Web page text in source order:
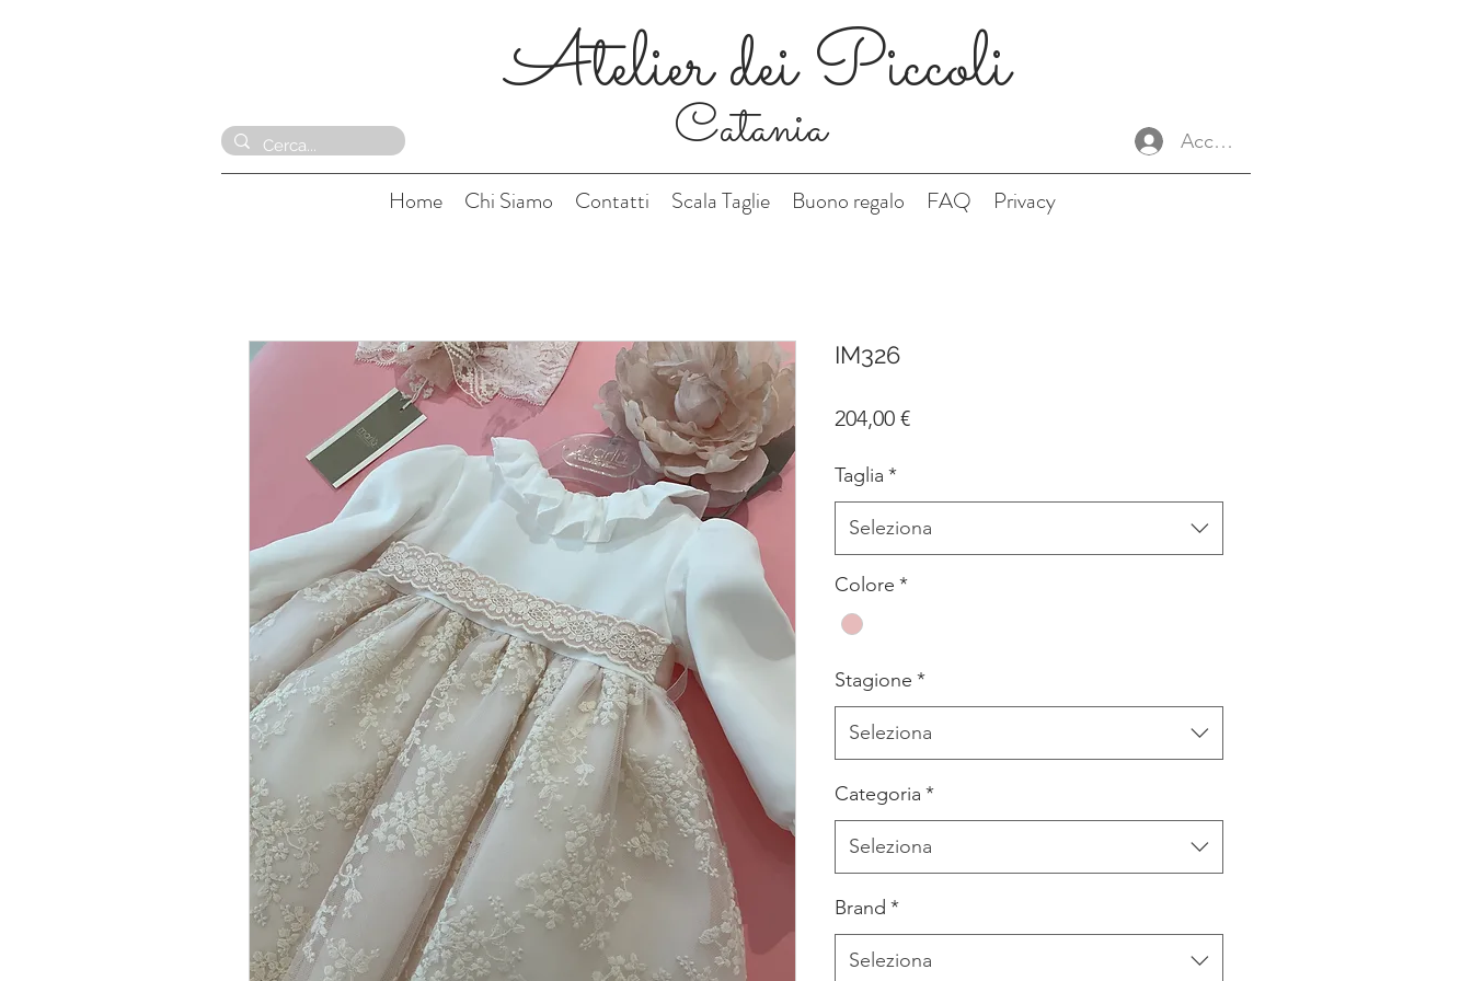
Atelier dei Piccoli
Catania Accedi
Home Chi Siamo Contatti Scala Taglie Buono regalo FAQ Privacy
IM326
204,00 €Prezzo
Taglia *
Seleziona
Colore *
Stagione *
Seleziona
Categoria *
Seleziona
Brand *
Seleziona